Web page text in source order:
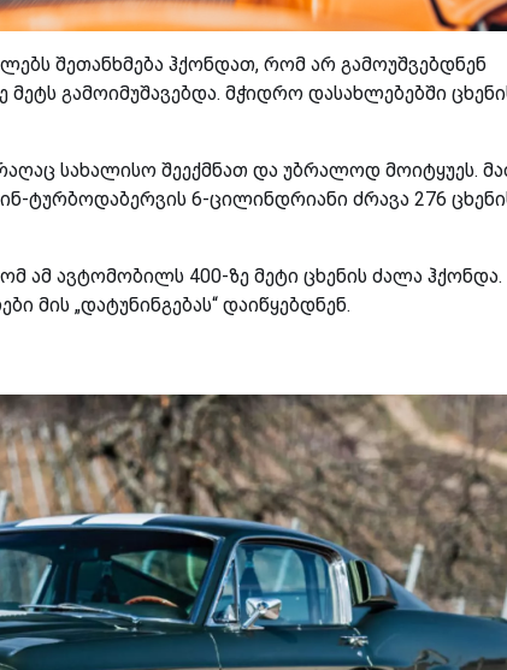
შეთანხმება ჰქონდათ, რომ არ გამოუშვებდნენ
გამოიმუშავებდა. მჭიდრო დასახლებებში
სახალისო შეექმნათ და უბრალოდ მოიტყუეს.
ტურბოდაბერვის 6-ცილინდრიანი ძრავა 276
ამ ავტომობილს 400-ზე მეტი ცხენის ძალა ჰქონდა.
მის „დატუნინგებას“ დაიწყებდნენ.